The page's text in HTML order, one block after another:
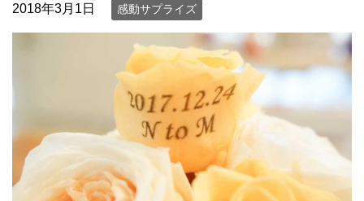
2018年3月1日 感動サプライズ